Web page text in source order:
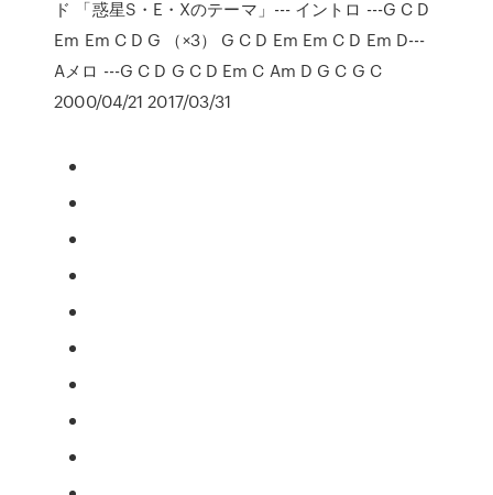
ド 「惑星S・E・Xのテーマ」--- イントロ ---G C D
Em Em C D G （×3） G C D Em Em C D Em D---
Aメロ ---G C D G C D Em C Am D G C G C
2000/04/21 2017/03/31